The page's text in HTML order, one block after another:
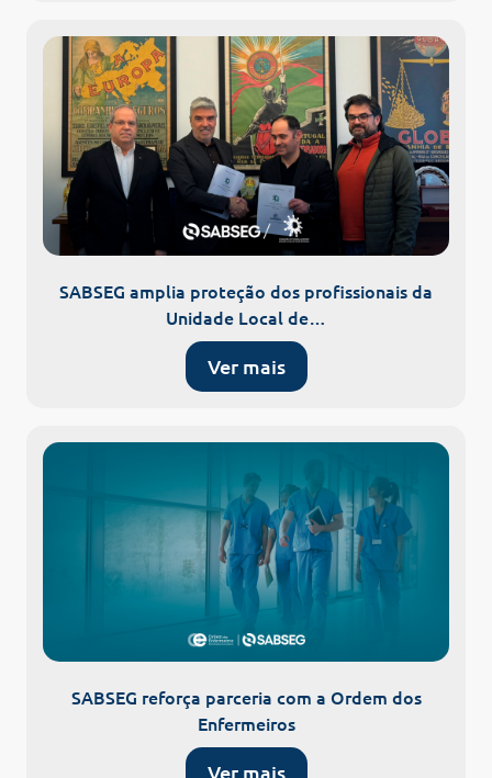
SABSEG amplia proteção dos profissionais da
Unidade Local de…
Ver mais
SABSEG reforça parceria com a Ordem dos
Enfermeiros
Ver mais